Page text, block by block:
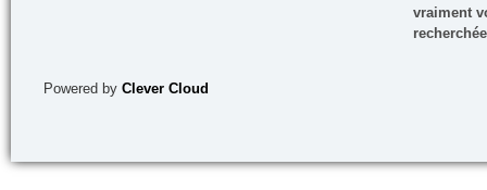
vraiment
Powered by Clever Cloud